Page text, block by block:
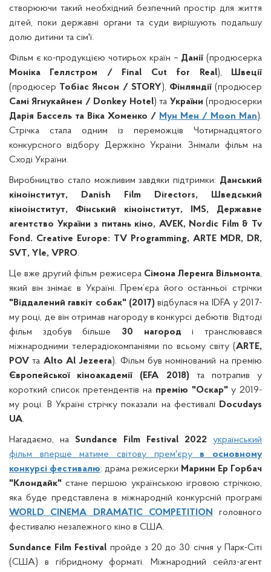
створюючи такий необхідний безпечний простір для життя
дітей, поки державні органи та суди вирішують подальшу
долю дитини та сім'ї.
Фільм є ко-продукцією чотирьох країн – Данії (продюсерка
Моніка Геллстром / Final Cut for Real),
Швеції
(продюсер Тобіас Янсон / STORY), Фінляндії(продюсер
Самі Ягнукайнен / Donkey Hotel) та України (продюсерки
Дарія Бассель та Віка Хоменко / Мун Мен / Moon Man).
Стрічка стала одним із переможців Чотирнадцятого
конкурсного відбору Держкіно України. Знімали фільм на
Сході України.
Виробництво стало можливим завдяки підтримки: Данський
кіноінститут, Danish Film Directors, Шведський
кіноінститут, Фінський кіноінститут, IMS, Державне
агентство України з питань кіно, AVEK, Nordic Film & Tv
Fond. Creative Europe: TV Programming, ARTE MDR, DR,
SVT, Yle, VPRO.
Це вже другий фільм режисера Сімона Леренга Вільмонта,
який він знімає в Україні. Прем’єра його останньої стрічки
"Віддалений гавкіт собак" (2017)відбулася на IDFA у 2017-
му році, де він отримав нагороду в конкурсі дебютів. Відтоді
фільм здобув більше 30 нагороді транслювався
міжнародними телерадіокомпаніями по всьому світу (ARTE,
POV та Alto Al Jezeera). Фільм був номінований на премію
Європейської кіноакадемії (EFA 2018)та потрапив у
короткий список претендентів на премію "Оскар"у 2019-
му році. В Україні cтрічку показали на фестивалі
Docudays
UA.
Нагадаємо, на Sundance Film Festival 2022 український
фільм вперше матиме світову прем'єру в основному
конкурсі фестивалю: драма режисерки Марини Ер Горбач
"Клондайк" стане першою українською ігровою стрічкою,
яка буде представлена в міжнародній конкурсній програмі
WORLD CINEMA DRAMATIC COMPETITION
головного
фестивалю незалежного кіно в США.
Sundance Film Festival пройде з 20 до 30 січня у Парк-Сіті
(США) в гібридному форматі. Міжнародний сейлз-агент